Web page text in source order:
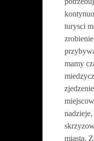
turysci
mamy
miasta.